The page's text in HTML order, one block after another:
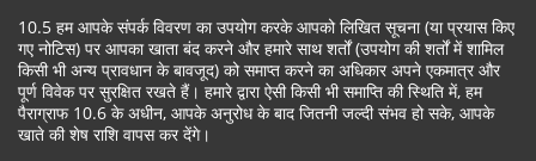
10.5 हम आपके संपर्क विवरण का उपयोग करके आपको लिखित सूचना (या प्रयास किए
गए नोटिस) पर आपका खाता बंद करने और हमारे साथ शर्तों (उपयोग की शर्तों में शामिल
किसी भी अन्य प्रावधान के बावजूद) को समाप्त करने का अधिकार अपने एकमात्र और
पूर्ण विवेक पर सुरक्षित रखते हैं। हमारे द्वारा ऐसी किसी भी समाप्ति की स्थिति में, हम
पैराग्राफ 10.6 के अधीन, आपके अनुरोध के बाद जितनी जल्दी संभव हो सके, आपके
खाते की शेष राशि वापस कर देंगे।